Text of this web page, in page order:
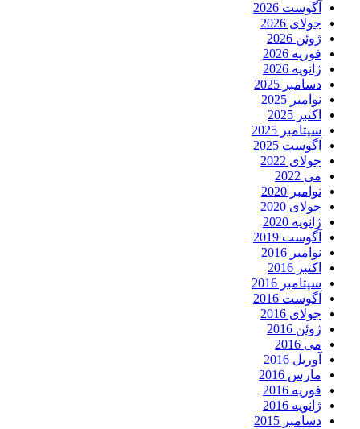
آگوست 2026
جولای 2026
ژوئن 2026
فوریه 2026
ژانویه 2026
دسامبر 2025
نوامبر 2025
اکتبر 2025
سپتامبر 2025
آگوست 2025
جولای 2022
می 2022
نوامبر 2020
جولای 2020
ژانویه 2020
آگوست 2019
نوامبر 2016
اکتبر 2016
سپتامبر 2016
آگوست 2016
جولای 2016
ژوئن 2016
می 2016
آوریل 2016
مارس 2016
فوریه 2016
ژانویه 2016
دسامبر 2015